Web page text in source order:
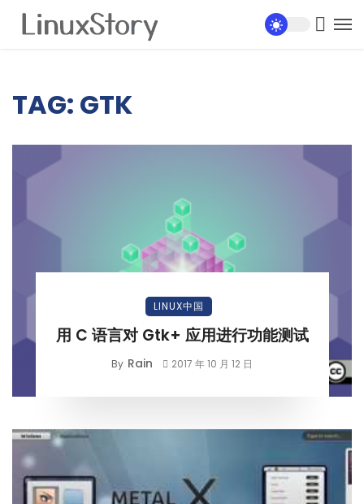
TAG: GTK
LINUX中国
用 C 语言对 Gtk+ 应用进行功能测试
By Rain 2017 年 10 月 12 日